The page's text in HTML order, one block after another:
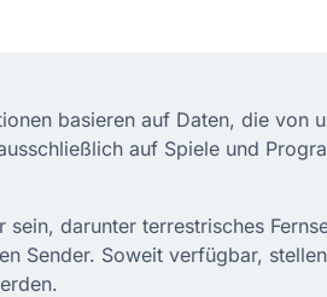
basieren auf Daten, die von
auf Spiele und
darunter terrestrisches
Sender. Soweit verfügbar,